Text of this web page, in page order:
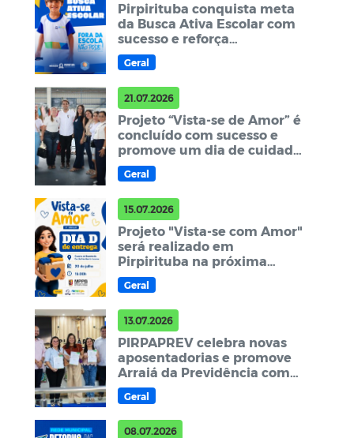
Pirpirituba conquista meta
da Busca Ativa Escolar com
sucesso e reforça
compromisso com a
permanência dos
estudantes
Geral
21.07.2026
Projeto “Vista-se de Amor” é
concluído com sucesso e
promove um dia de cuidado,
cidadania e acolhimento em
Pirpirituba
Geral
15.07.2026
Projeto "Vista-se com Amor"
será realizado em
Pirpirituba na próxima
segunda-feira
Geral
13.07.2026
PIRPAPREV celebra novas
aposentadorias e promove
Arraiá da Previdência com
foco em conhecimento e
integração
Geral
08.07.2026